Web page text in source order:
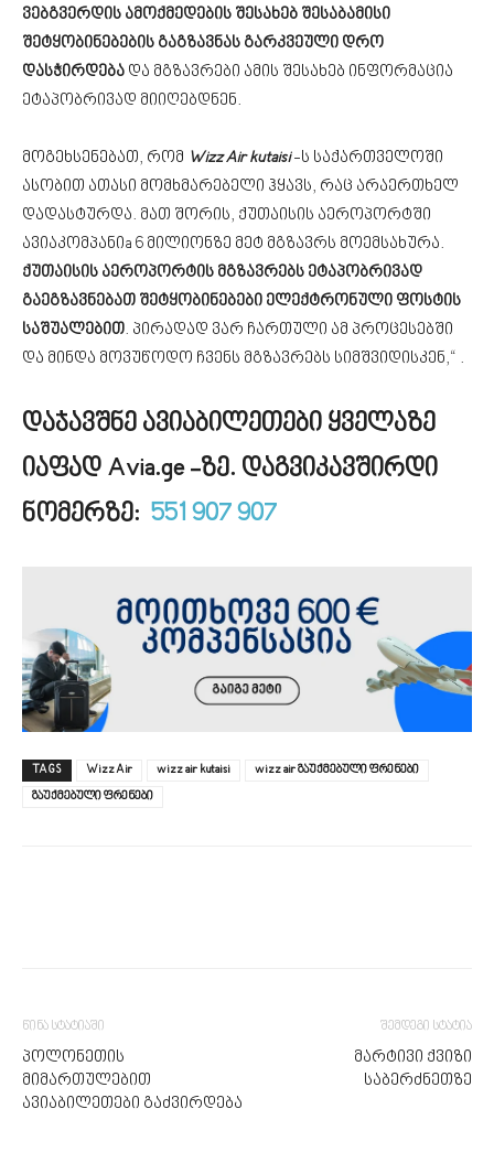
ვებგვერდის ამოქმედების შესახებ შესაბამისი
შეტყობინებების გაგზავნას გარკვეული დრო
დასჭირდება და მგზავრები ამის შესახებ ინფორმაცია
ეტაპობრივად მიიღებდნენ.
მოგეხსენებათ, რომ Wizz Air kutaisi -ს საქართველოში
ასობით ათასი მომხმარებელი ჰყავს, რაც არაერთხელ
დადასტურდა. მათ შორის, ქუთაისის აეროპორტში
ავიაკომპანიa 6 მილიონზე მეტ მგზავრს მოემსახურა.
ქუთაისის აეროპორტის მგზავრებს ეტაპობრივად
გაეგზავნებათ შეტყობინებები ელექტრონული ფოსტის
საშუალებით. პირადად ვარ ჩართული ამ პროცესებში
და მინდა მოვუწოდო ჩვენს მგზავრებს სიმშვიდისკენ,“ .
დაჯავშნე ავიაბილეთები ყველაზე
იაფად Avia.ge -ზე. დაგვიკავშირდი
ნომერზე: 551 907 907
TAGS Wizz Air wizz air kutaisi
wizz air გაუქმებული ფრენები
გაუქმებული ფრენები
წინა სტატიაში
პოლონეთის
მიმართულებით
ავიაბილეთები გაძვირდება
შემდეგი სტატია
მარტივი ქვიზი
საბერძნეთზე